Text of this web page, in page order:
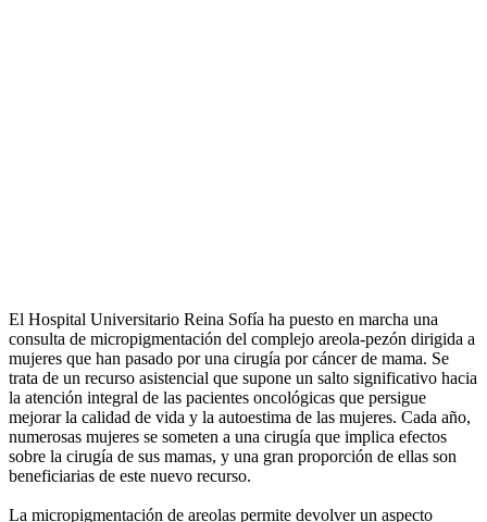
El Hospital Universitario Reina Sofía ha puesto en marcha una
consulta de micropigmentación del complejo areola-pezón dirigida a
mujeres que han pasado por una cirugía por cáncer de mama. Se
trata de un recurso asistencial que supone un salto significativo hacia
la atención integral de las pacientes oncológicas que persigue
mejorar la calidad de vida y la autoestima de las mujeres. Cada año,
numerosas mujeres se someten a una cirugía que implica efectos
sobre la cirugía de sus mamas, y una gran proporción de ellas son
beneficiarias de este nuevo recurso.
La micropigmentación de areolas permite devolver un aspecto